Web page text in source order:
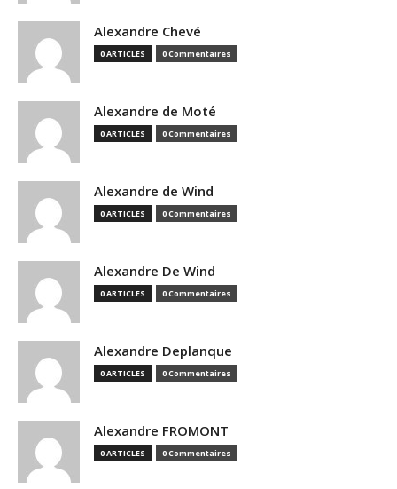
Alexandre Chevé
0 ARTICLES 0 Commentaires
Alexandre de Moté
0 ARTICLES 0 Commentaires
Alexandre de Wind
0 ARTICLES 0 Commentaires
Alexandre De Wind
0 ARTICLES 0 Commentaires
Alexandre Deplanque
0 ARTICLES 0 Commentaires
Alexandre FROMONT
0 ARTICLES 0 Commentaires